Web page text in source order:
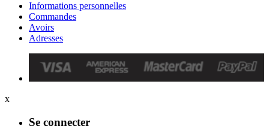
Informations personnelles
Commandes
Avoirs
Adresses
x
Se connecter